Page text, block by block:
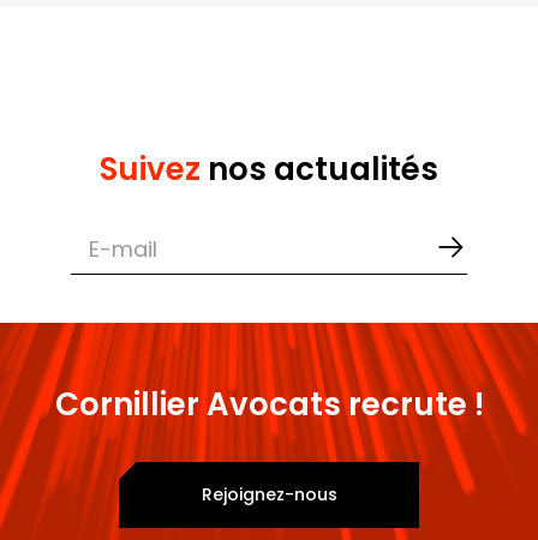
Suivez nos actualités
Cornillier Avocats recrute !
Rejoignez-nous